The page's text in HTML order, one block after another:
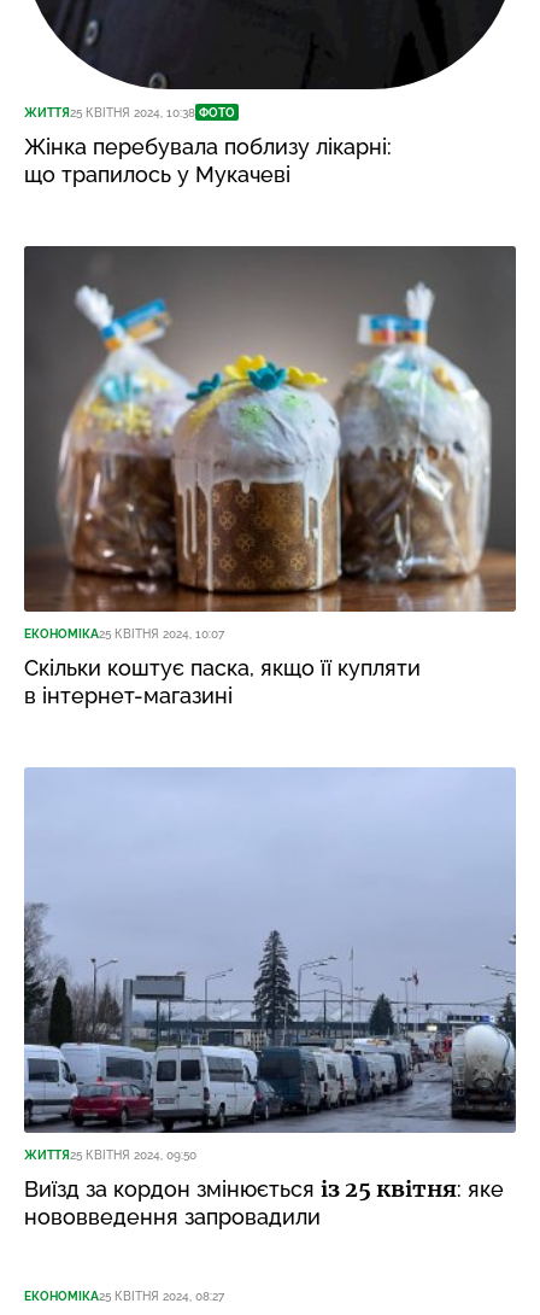
ЖИТТЯ25 КВІТНЯ 2024, 10:38 ФОТО
Жінка перебувала поблизу лікарні:
що трапилось у Мукачеві
ЕКОНОМІКА25 КВІТНЯ 2024, 10:07
Скільки коштує паска, якщо її купляти
в інтернет-магазині
ЖИТТЯ25 КВІТНЯ 2024, 09:50
Виїзд за кордон змінюється із 25 квітня: яке
нововведення запровадили
ЕКОНОМІКА25 КВІТНЯ 2024, 08:27